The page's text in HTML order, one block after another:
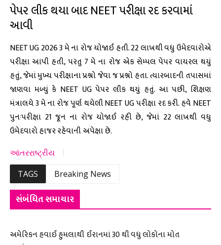
પેપર લીક થયા બાદ NEET પરીક્ષા રદ કરવામાં
આવી
NEET UG 2026 3 મે ના રોજ યોજાઈ હતી. 22 લાખથી વધુ ઉમેદવારોએ
પરીક્ષા આપી હતી, પરંતુ 7 મે ના રોજ એક સેમ્પલ પેપર વાયરલ થયું
હતું, જેમાં મુખ્ય પરીક્ષાના પ્રશ્નો જેવા જ પ્રશ્નો હતા. ત્યારબાદની તપાસમાં
જાણવા મળ્યું કે NEET UG પેપર લીક થયું હતું. આ પછી, શિક્ષણ
મંત્રાલયે 3 મે ના રોજ પૂર્ણ થયેલી NEET UG પરીક્ષા રદ કરી. હવે NEET
પુનઃપરીક્ષા 21 જૂન ના રોજ યોજાઈ રહી છે, જેમાં 22 લાખથી વધુ
ઉમેદવારો હાજર રહેવાની અપેક્ષા છે.
આંતરરાષ્ટ્રીય
TAGS
Breaking News
સંબંધિત સમાચાર
અમેરિકન હવાઈ હુમલાથી ઈરાનમાં 30 થી વધુ લોકોના મોત